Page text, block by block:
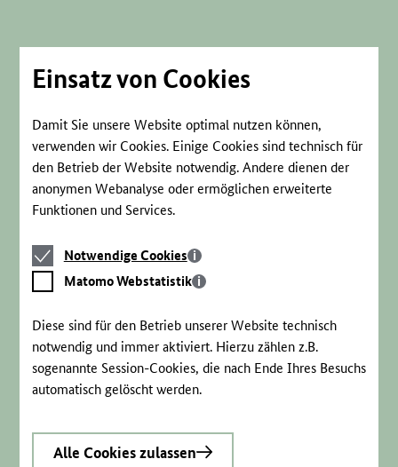
Einsatz von Cookies
Damit Sie unsere Website optimal nutzen können,
verwenden wir Cookies. Einige Cookies sind technisch für
den Betrieb der Website notwendig. Andere dienen der
anonymen Webanalyse oder ermöglichen erweiterte
Funktionen und Services.
Notwendige
Cookies
Notwendige Cookies
Matomo
Webstatistik
Matomo Webstatistik
Diese sind für den Betrieb unserer Website technisch
notwendig und immer aktiviert. Hierzu zählen z.B.
sogenannte Session-Cookies, die nach Ende Ihres Besuchs
automatisch gelöscht werden.
Alle Cookies zulassen